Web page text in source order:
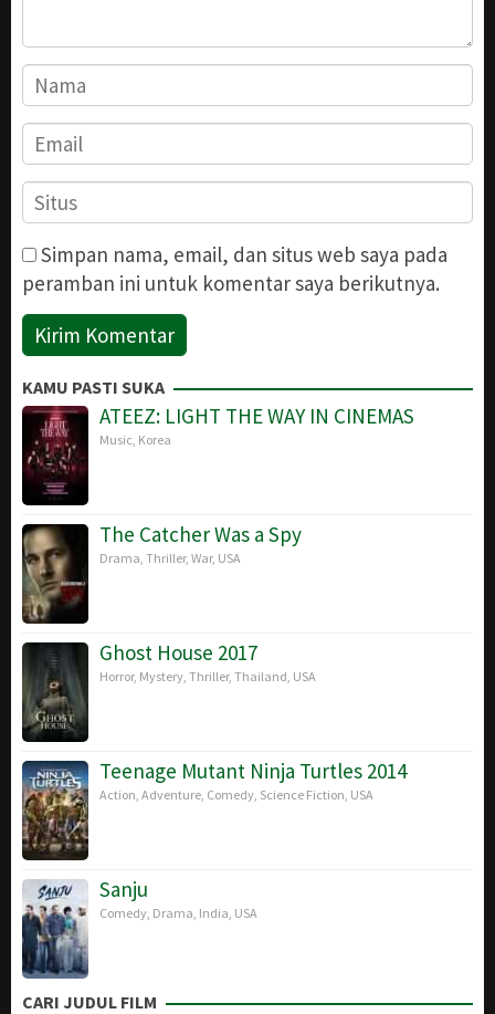
Simpan nama, email, dan situs web saya pada
peramban ini untuk komentar saya berikutnya.
KAMU PASTI SUKA
ATEEZ: LIGHT THE WAY IN CINEMAS
Music Korea
The Catcher Was a Spy
Drama Thriller, War, USA
Ghost House 2017
Horror, Mystery Thriller, Thailand USA
Teenage Mutant Ninja Turtles 2014
Action Adventure Comedy Science Fiction USA
Sanju
Comedy Drama India USA
CARI JUDUL FILM